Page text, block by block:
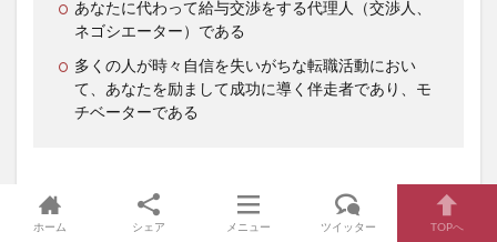
あなたに代わって給与交渉をする代理人（交渉人、
ネゴシエーター）である
多くの人が時々自信を失いがちな転職活動におい
て、あなたを励まして成功に導く伴走者であり、モ
チベーターである
ここまで 重要な役目を、仕事が出来ない人や、あなたとの相
ホーム シェア メニュー ツイッター TOPへ